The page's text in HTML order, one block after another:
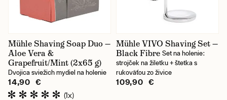
Mühle Shaving Soap Duo —
Aloe Vera &
Grapefruit/Mint (2x65 g)
Dvojica sviežich mydiel na holenie
14,90 €
(1x)
Mühle VIVO Shaving Set —
Black Fibre Set na holenie:
strojček na žiletku + štetka s
rukoväťou zo živice
109,90 €